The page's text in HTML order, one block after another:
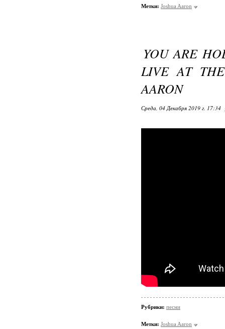
Метки: Joshua Aaron
YOU ARE
LIVE AT
AARON
Среда, 04 Декабря 2019 г. 17:34
Рубрики: песни
Метки: Joshua Aaron